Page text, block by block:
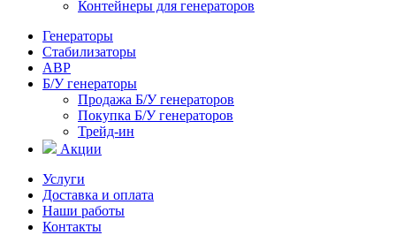
Контейнеры для генераторов
Генераторы
Стабилизаторы
АВР
Б/У генераторы
Продажа Б/У генераторов
Покупка Б/У генераторов
Трейд-ин
Акции
Услуги
Доставка и оплата
Наши работы
Контакты